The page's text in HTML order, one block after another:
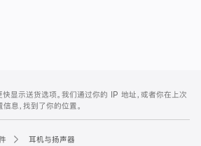
显示送货选项。我们通过你的 IP 地址，或者你在上次
息，找到了你的位置。
耳机与扬声器